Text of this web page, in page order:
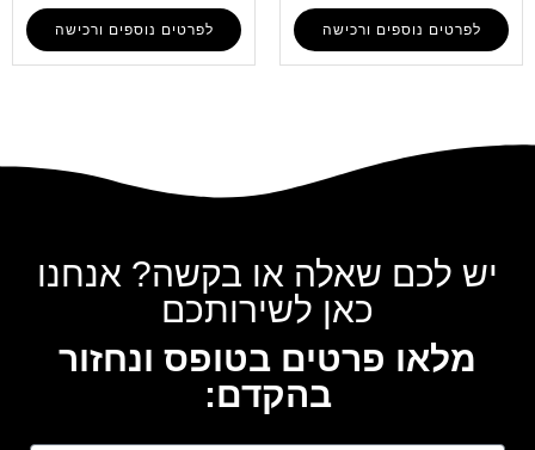
לפרטים נוספים ורכישה לפרטים נוספים ורכישה
יש לכם שאלה או בקשה? אנחנו
כאן לשירותכם
מלאו פרטים בטופס ונחזור
בהקדם: